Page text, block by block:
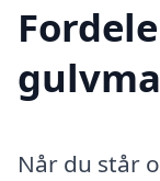
Når du står